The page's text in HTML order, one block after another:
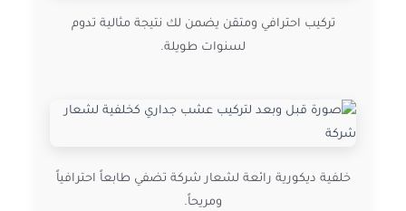
تركيب احترافي ومتقن يضمن لك نتيجة مثالية تدوم
لسنوات طويلة.
خلفية ديكورية رائعة لشعار شركة تضفي طابعاً احترافياً
ومريحاً.